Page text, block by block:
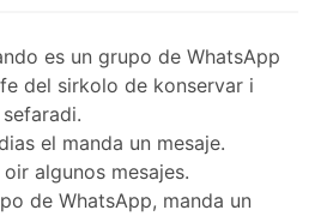
es un grupo de WhatsApp
del sirkolo de konservar i
el manda un mesaje.
algunos mesajes.
de WhatsApp, manda un